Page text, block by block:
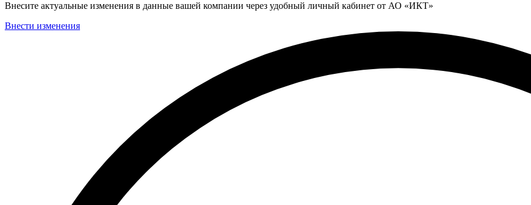
Внесите актуальные изменения в данные вашей компании через удобный личный кабинет от АО «ИКТ»
Внести изменения